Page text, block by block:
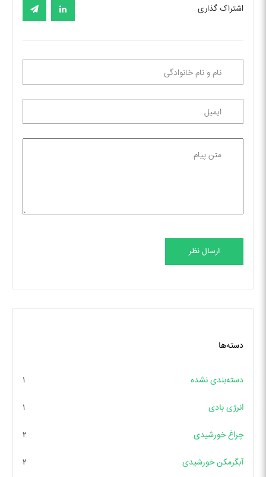
اشتراک گذاری
ارسال نظر
دسته‌ها
دسته‌بندی نشده ۱
انرژی بادی ۱
چراغ خورشیدی ۲
آبگرمکن خورشیدی ۲